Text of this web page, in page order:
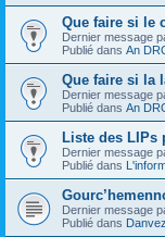
Que faire si le
Dernier message
Publié dans An
Que faire si la
Dernier message
Publié dans An
Liste des LIPs
Dernier message
Publié dans
Dernier message
Publié dans